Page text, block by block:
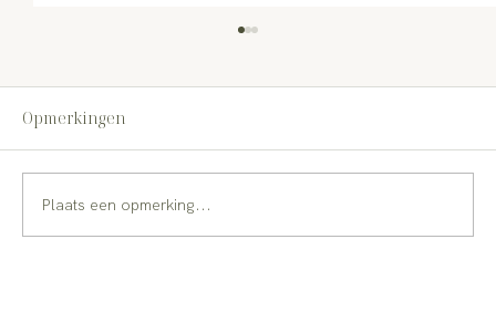
Opmerkingen
Plaats een opmerking...